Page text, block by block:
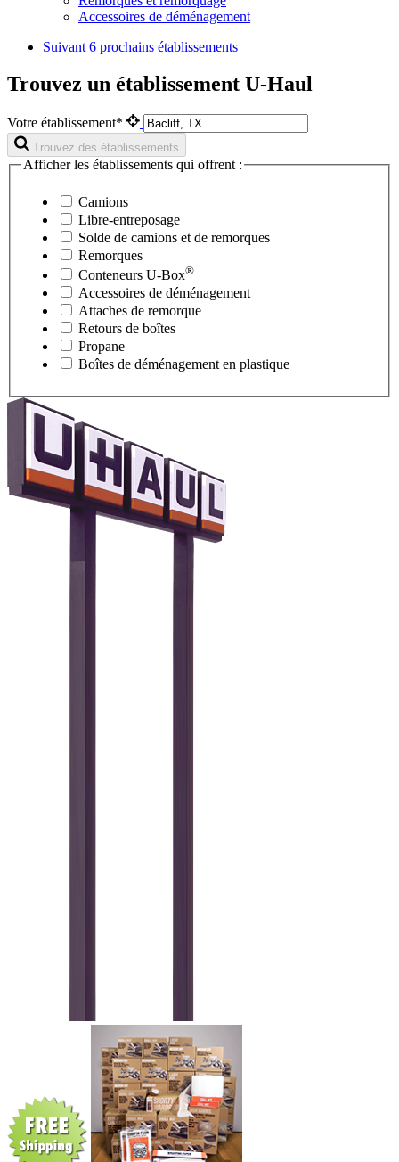
Accessoires de déménagement
Suivant 6 prochains établissements
Trouvez un établissement U-Haul
Votre établissement*
Trouvez des établissements
Afficher les établissements qui offrent :
Camions
Libre-entreposage
Solde de camions et de remorques
Remorques
Conteneurs U-Box®
Accessoires de déménagement
Attaches de remorque
Retours de boîtes
Propane
Boîtes de déménagement en plastique